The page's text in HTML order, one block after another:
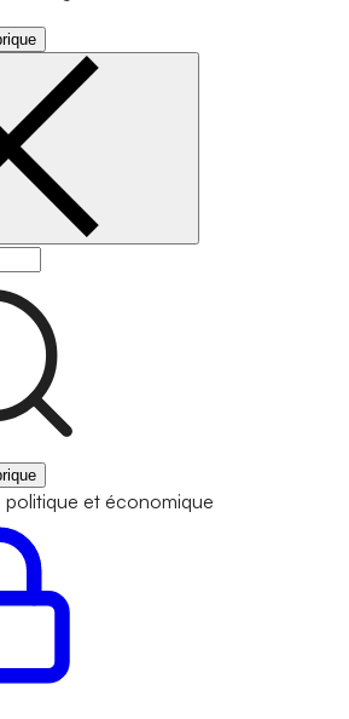
politique et économique